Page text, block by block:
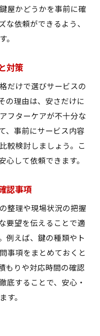
屋かどうかを事前に確
な依頼ができるよう、
。
対策
だけで選びサービスの
の理由は、安さだけに
フターケアが不十分な
、事前にサービス内容
較検討しましょう。こ
心して依頼できます。
認事項
整理や現場状況の把握
要望を伝えることで適
例えば、鍵の種類やト
事項をまとめておくと
もりや対応時間の確認
底することで、安心・
す。